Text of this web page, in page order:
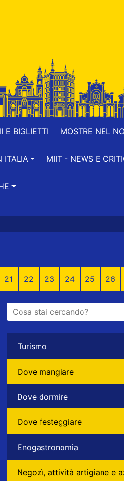
E BIGLIETTI MOSTRE NEL
ITALIA MIIT - NEWS E
21 22 23 24 25 26
Turismo
Dove mangiare
Dove dormire
Dove festeggiare
Enogastronomia
Negozì, attività artigiane e